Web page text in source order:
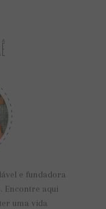
e fundadora
Encontre aqui
uma vida